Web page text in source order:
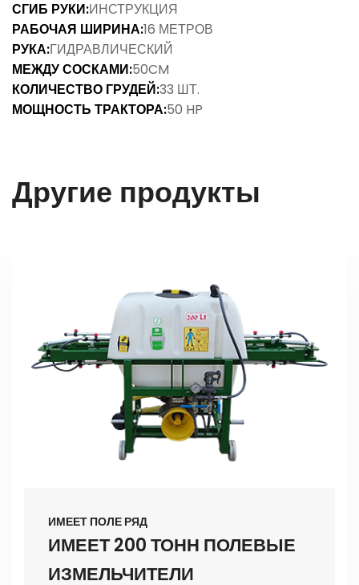
СГИБ РУКИ:ИНСТРУКЦИЯ
РАБОЧАЯ ШИРИНА:16 МЕТРОВ
РУКА:ГИДРАВЛИЧЕСКИЙ
МЕЖДУ СОСКАМИ:50CM
КОЛИЧЕСТВО ГРУДЕЙ:33 ШТ.
МОЩНОСТЬ ТРАКТОРА:50 HP
Другие продукты
ИМЕЕТ ПОЛЕ РЯД
ИМЕЕТ 200 ТОНН ПОЛЕВЫЕ
ИЗМЕЛЬЧИТЕЛИ